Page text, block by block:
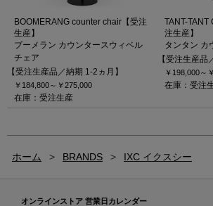
BOOMERANG counter chair【受注
生産】
ブーメラン カウンタースウィベル
チェア
【受注生産品／納期 1-2ヵ月】
￥184,800～ ￥275,000
在庫：受注生産
TANT-TANT
注生産】
タンタン カ
【受注生産品
￥198,000～
在庫：受注
ホーム > BRANDS > IXC イクスシー
オンラインストア 営業日カレンダー